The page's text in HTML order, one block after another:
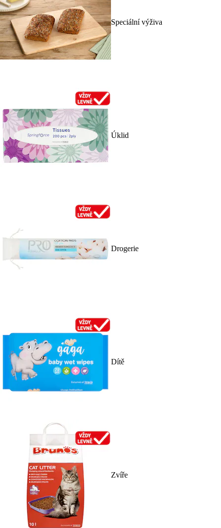
Speciální výživa
Úklid
Drogerie
Dítě
Zvíře